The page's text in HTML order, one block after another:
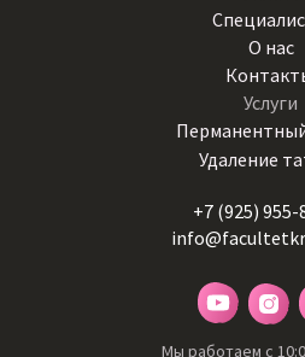
+7 (925) 955-
Удаление
Мы работаем с
Услуги
О нас